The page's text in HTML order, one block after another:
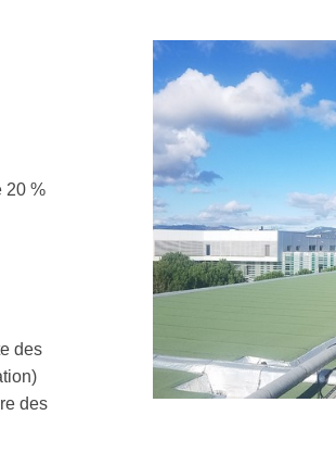
20 %
des
des